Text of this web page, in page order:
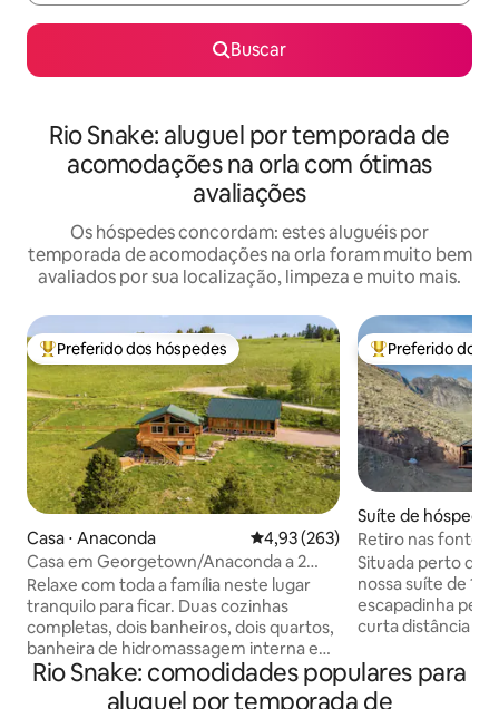
Buscar
Rio Snake: aluguel por temporada de
acomodações na orla com ótimas
avaliações
Os hóspedes concordam: estes aluguéis por
temporada de acomodações na orla foram muito bem
avaliados por sua localização, limpeza e muito mais.
Entre os melhores preferidos dos hóspedes
Preferido dos hóspedes
Casa ⋅ Anaconda 4,93 de uma avaliação média de
4,93 (263)
Casa em Georgetown/Anaconda a 2
minutos do lago com vista
Relaxe com toda a família neste lugar
tranquilo para ficar. Duas cozinhas
completas, dois banheiros, dois quartos,
banheira de hidromassagem interna e
sauna com banheira de hidromassagem
ao ar livre e uma vista deslumbrante da
Entre os
Preferido dos
Suíte de
Retiro nas fontes
Situada perto de
nossa suíte de 1
escapadinha
curta distância a
king flutuante
ambiente para
Rio Snake: comodidades populares para
aluguel por temporada de